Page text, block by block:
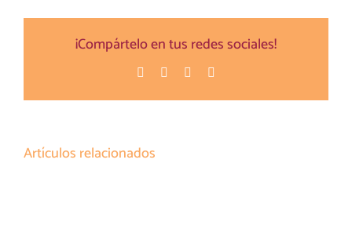
¡Compártelo en tus redes sociales!
Facebook
TwitterPinterest
Artículos relacionados